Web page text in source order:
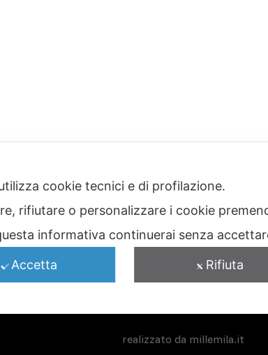
I NOSTRI MARCHI
realizzato da millemila.it
cookie tecnici e di profilazione.
rifiutare o personalizzare i cookie
informativa continuerai senza
Accetta Rifiuta